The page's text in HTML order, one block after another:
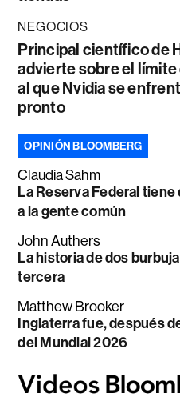
NEGOCIOS
Principal científico de
advierte sobre el límite
al que Nvidia se
pronto
OPINIÓN BLOOMBERG
Claudia Sahm
La Reserva Federal
a la gente común
John Authers
La historia de dos
tercera
Matthew Brooker
Inglaterra fue, después
del Mundial 2026